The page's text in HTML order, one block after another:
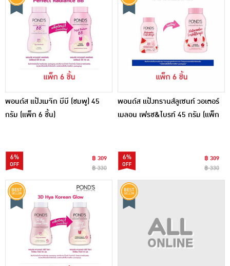
พอนด์ส แป้งเมจิก บีบี (ชมพู) 45
กรัม (แพ็ก 6 ชิ้น)
6%
฿ 309
฿ 330
พอนด์ส แป้งทรานส์ลูเซนท์ วอเตอร์
เมลอน เฟรช&ไบรท์ 45 กรัม (แพ็ก
6%
฿ 309
฿ 330